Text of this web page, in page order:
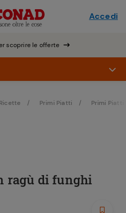
scoprire le offerte
Accedi
Ricette Primi Piatti Primi Piatti
ragù di funghi